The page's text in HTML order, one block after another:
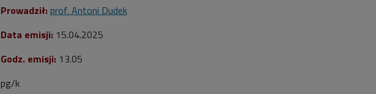
Prowadził: prof. Antoni Dudek
Data emisji: 15.04.2025
Godz. emisji: 13.05
pg/k